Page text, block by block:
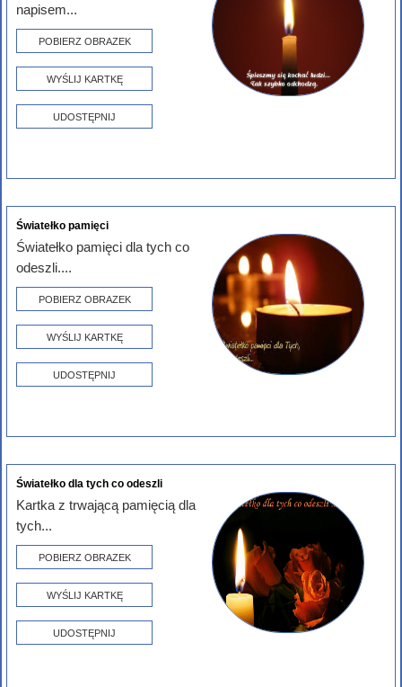
napisem...
POBIERZ OBRAZEK
WYŚLIJ KARTKĘ
UDOSTĘPNIJ
Światełko pamięci
Światełko pamięci dla tych co
odeszli....
POBIERZ OBRAZEK
WYŚLIJ KARTKĘ
UDOSTĘPNIJ
Światełko dla tych co odeszli
Kartka z trwającą pamięcią dla
tych...
POBIERZ OBRAZEK
WYŚLIJ KARTKĘ
UDOSTĘPNIJ